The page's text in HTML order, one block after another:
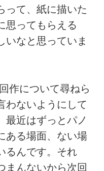
って、紙に描いた
思ってもらえる
いなと思っていま
作について尋ねら
わないようにして
最近はずっとパノ
ある場面、ない場
るんです。それ
まんないから次回